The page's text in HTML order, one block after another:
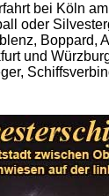
bei Köln
oder
Boppard,
und